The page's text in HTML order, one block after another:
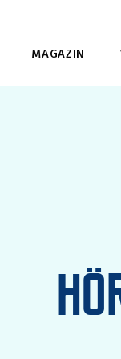
MAGAZIN